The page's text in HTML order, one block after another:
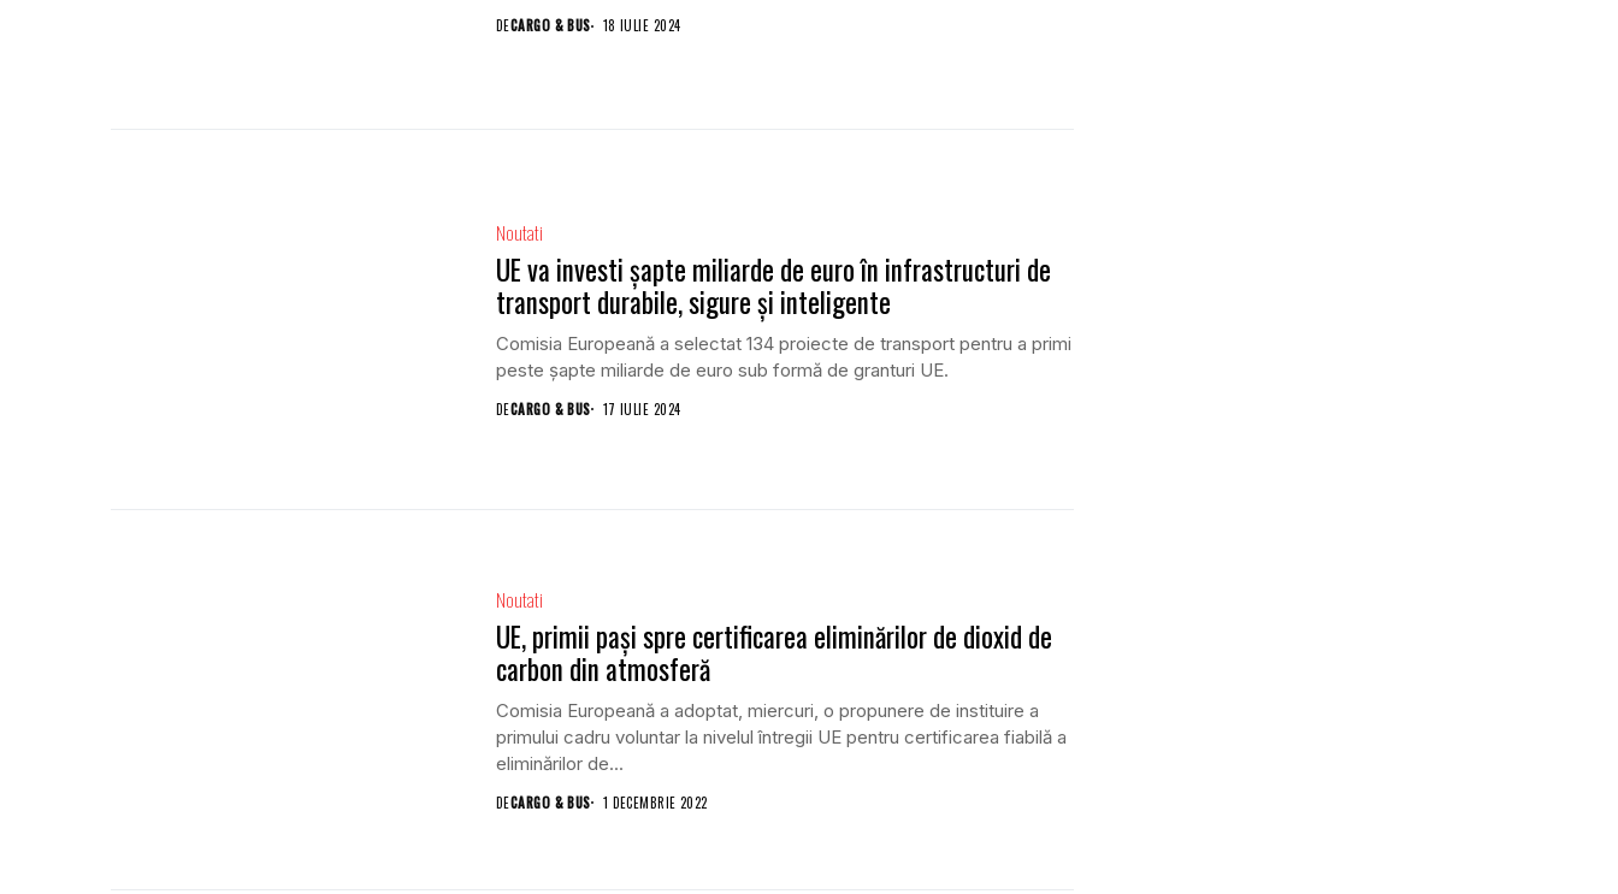
DECARGO & BUS 18 IULIE 2024
Noutati
UE va investi şapte miliarde de euro în infrastructuri de
transport durabile, sigure şi inteligente
Comisia Europeană a selectat 134 proiecte de transport pentru a primi
peste şapte miliarde de euro sub formă de granturi UE.
DECARGO & BUS 17 IULIE 2024
Noutati
UE, primii paşi spre certificarea eliminărilor de dioxid de
carbon din atmosferă
Comisia Europeană a adoptat, miercuri, o propunere de instituire a
primului cadru voluntar la nivelul întregii UE pentru certificarea fiabilă a
eliminărilor de...
DECARGO & BUS 1 DECEMBRIE 2022